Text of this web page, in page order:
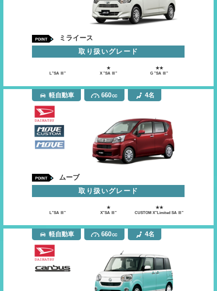
ミライース
取り扱いグレード
L”SA Ⅲ”
★
X ”SA Ⅲ”
★★
G ”SA Ⅲ”
軽自動車 660㏄ 4名
ムーブ
取り扱いグレード
L”SA Ⅲ”
★
X”SA Ⅲ”
★★
CUSTOM X”Limited SA Ⅲ”
軽自動車 660㏄ 4名